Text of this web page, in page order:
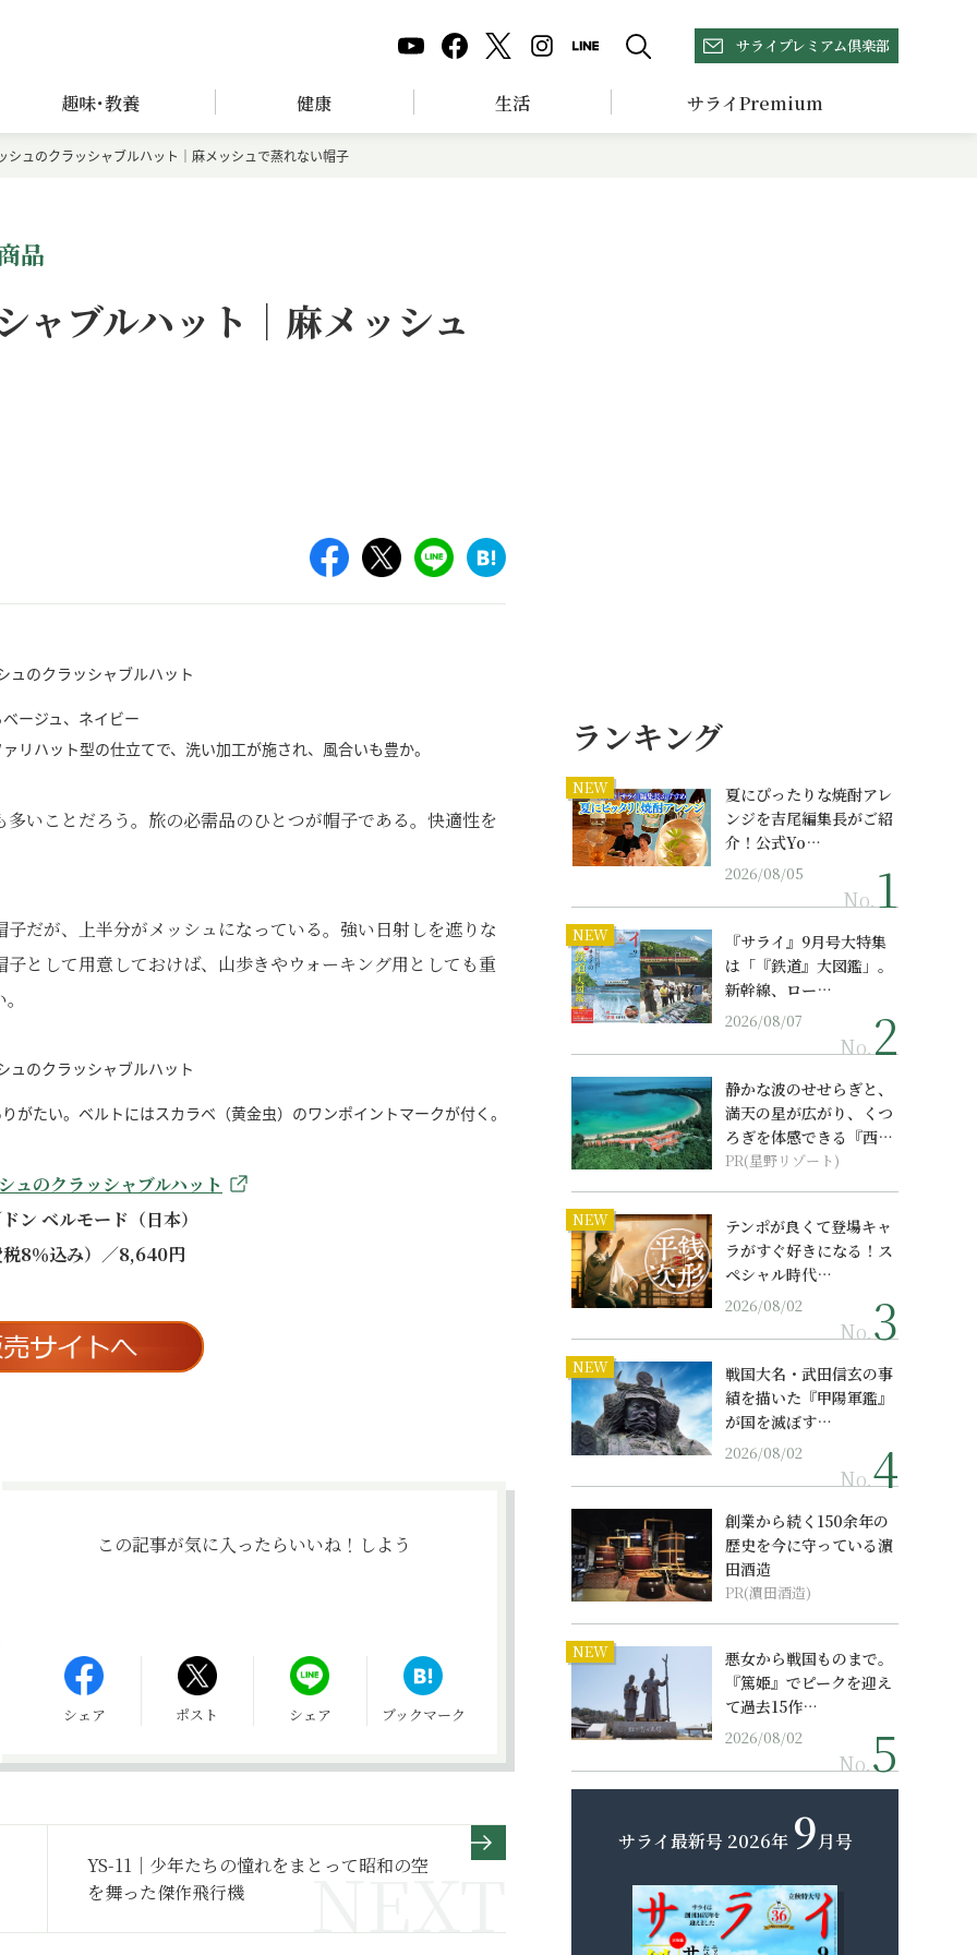
サライプレミアム倶楽部
趣味･教養 健康 生活 サライPremium
シュのクラッシャブルハット｜麻メッシュで蒸れない帽子
品
ャブルハット｜麻メッシュ
ージュ、ネイビー
リハット型の仕立てで、洗い加工が施され、風合いも豊か。
いことだろう。旅の必需品のひとつが帽子である。快適性を
だが、上半分がメッシュになっている。強い日射しを遮りな
として用意しておけば、山歩きやウォーキング用としても重
たい。ベルトにはスカラベ（黄金虫）のワンポイントマークが付く。
ュのクラッシャブルハット
ン ベルモード（日本）
8％込み）／8,640円
この記事が気に入ったらいいね！しよう
シェア ポスト シェア ブックマーク
YS-11｜少年たちの憧れをまとって昭和の空
を舞った傑作飛行機
ランキング
NEW
夏にぴったりな焼酎アレ
ンジを吉尾編集長がご紹
介！公式Yo…
2026/08/05
No.
NEW
『サライ』9月号大特集
は「『鉄道』大図鑑」。
新幹線、ロー…
2026/08/07
No.
静かな波のせせらぎと、
満天の星が広がり、くつ
ろぎを体感できる『西表
島ホテル by...
PR(星野リゾート)
NEW
テンポが良くて登場キャ
ラがすぐ好きになる！ス
ペシャル時代…
2026/08/02
No.
NEW
戦国大名・武田信玄の事
績を描いた『甲陽軍鑑』
が国を滅ぼす…
2026/08/02
No.
創業から続く150余年の
歴史を今に守っている濵
田酒造
PR(濵田酒造)
NEW
悪女から戦国ものまで。
『篤姫』でピークを迎え
て過去15作…
2026/08/02
No.
サライ最新号 2026年 9月号